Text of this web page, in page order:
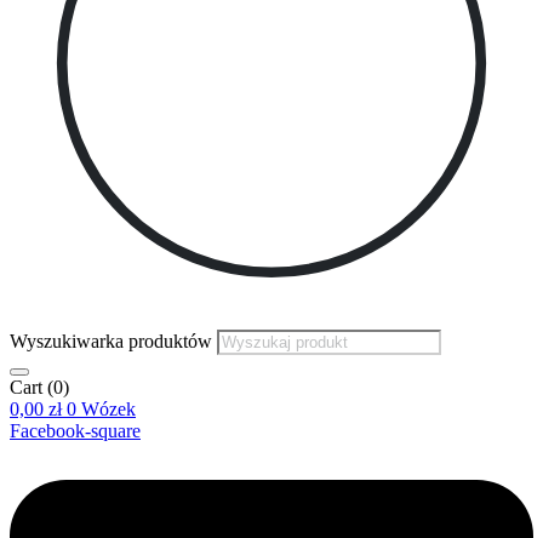
Wyszukiwarka produktów
Cart (0)
0,00 zł 0 Wózek
Facebook-square